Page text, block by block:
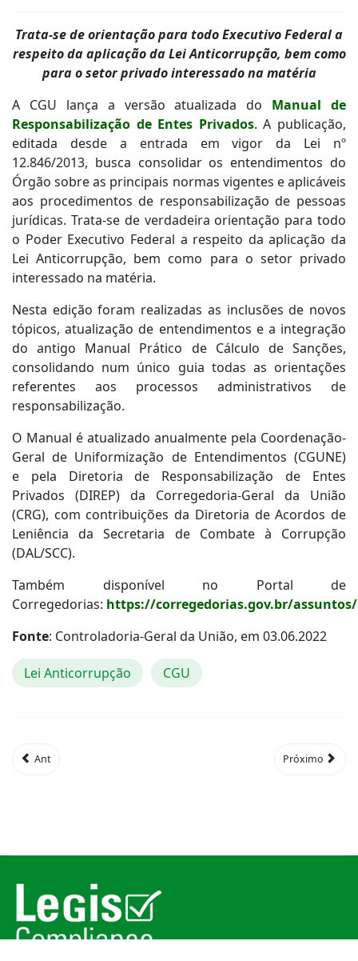
Trata-se de orientação para todo Executivo Federal a
respeito da aplicação da Lei Anticorrupção, bem como
para o setor privado interessado na matéria
A CGU lança a versão atualizada do Manual de
Responsabilização de Entes Privados. A publicação,
editada desde a entrada em vigor da Lei nº
12.846/2013, busca consolidar os entendimentos do
Órgão sobre as principais normas vigentes e aplicáveis
aos procedimentos de responsabilização de pessoas
jurídicas. Trata-se de verdadeira orientação para todo
o Poder Executivo Federal a respeito da aplicação da
Lei Anticorrupção, bem como para o setor privado
interessado na matéria.
Nesta edição foram realizadas as inclusões de novos
tópicos, atualização de entendimentos e a integração
do antigo Manual Prático de Cálculo de Sanções,
consolidando num único guia todas as orientações
referentes aos processos administrativos de
responsabilização.
O Manual é atualizado anualmente pela Coordenação-
Geral de Uniformização de Entendimentos (CGUNE)
e pela Diretoria de Responsabilização de Entes
Privados (DIREP) da Corregedoria-Geral da União
(CRG), com contribuições da Diretoria de Acordos de
Leniência da Secretaria de Combate à Corrupção
(DAL/SCC).
Também disponível no Portal de
Corregedorias: https://corregedorias.gov.br/assuntos/
Fonte: Controladoria-Geral da União, em 03.06.2022
Lei Anticorrupção CGU
Ant Próximo